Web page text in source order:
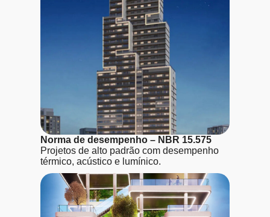
Norma de desempenho – NBR 15.575
Projetos de alto padrão com desempenho
térmico, acústico e lumínico.